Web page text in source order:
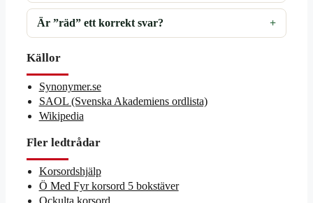
Är ”räd” ett korrekt svar?
Källor
Synonymer.se
SAOL (Svenska Akademiens ordlista)
Wikipedia
Fler ledtrådar
Korsordshjälp
Ö Med Fyr korsord 5 bokstäver
Ockulta korsord